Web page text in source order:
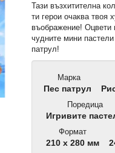
Тази възхитителна
ти герои очаква твоя
въображение! Оцвети
чудните мини
патрул!
Марка
Пес патрул
Поредица
Игривите
Формат
210 x 280 мм